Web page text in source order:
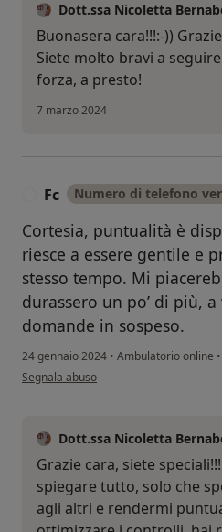
Dott.ssa Nicoletta
Buonasera cara!!!:-))
Siete molto bravi a
forza, a presto!
7 marzo 2024
Fc Numero di telefono
Cortesia, puntualità è
riesce a essere gentile e
stesso tempo. Mi
durassero un po’ di più,
domande in sospeso.
24 gennaio 2024 • Ambulatorio online •
secondo l'opinione dell'utente Fc
Segnala abuso
Dott.ssa Nicoletta
Grazie cara, siete
spiegare tutto, solo che
agli altri e rendermi